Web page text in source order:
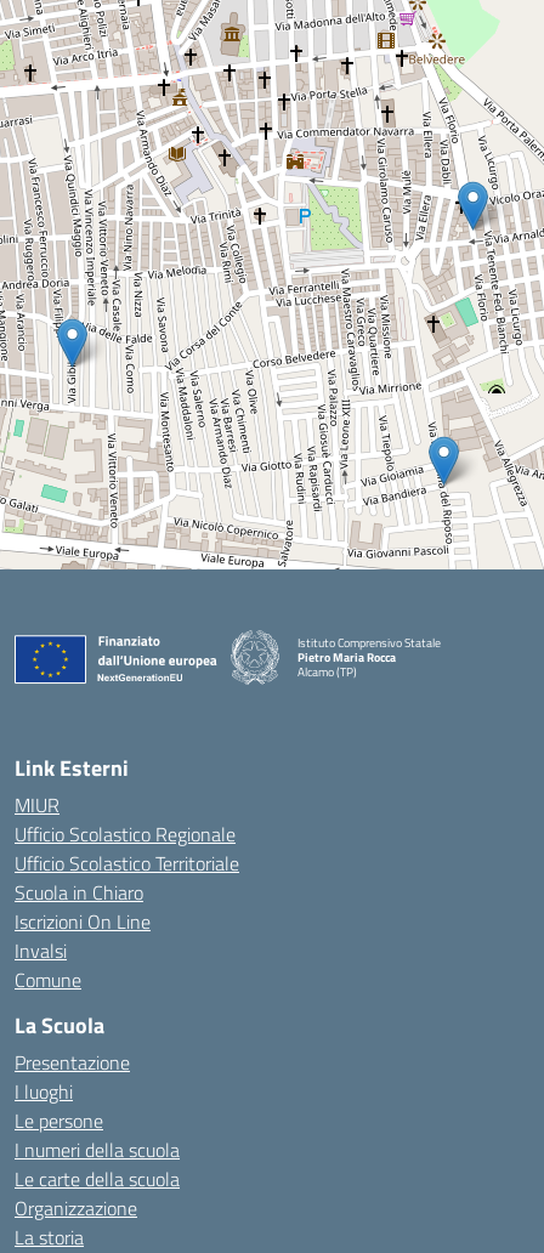
Istituto Comprensivo Statale
Pietro Maria Rocca
Alcamo (TP)
Link Esterni
MIUR
Ufficio Scolastico Regionale
Ufficio Scolastico Territoriale
Scuola in Chiaro
Iscrizioni On Line
Invalsi
Comune
La Scuola
Presentazione
I luoghi
Le persone
I numeri della scuola
Le carte della scuola
Organizzazione
La storia